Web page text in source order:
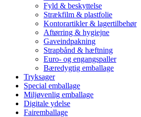
Fyld & beskyttelse
Strækfilm & plastfolie
Kontorartikler & lagertilbehør
Aftørring & hygiejne
Gaveindpakning
Strapbånd & hæftning
Euro- og engangspaller
Bæredygtig emballage
Tryksager
Special emballage
Miljøvenlig emballage
Digitale ydelse
Fairemballage